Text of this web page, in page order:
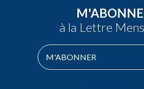
à la Lettre
M'ABONNER